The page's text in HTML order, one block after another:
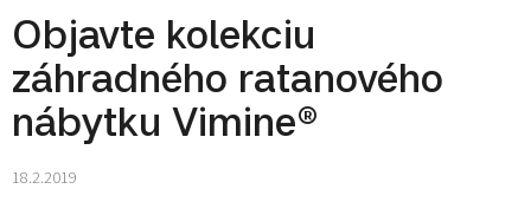
Objavte kolekciu
záhradného ratanového
nábytku Vimine®
18.2.2019